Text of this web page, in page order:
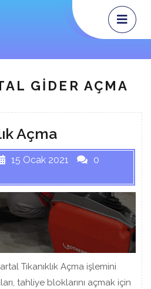
GIDER AÇMA
Açma
15 Ocak 2021
0
Tıkanıklık Açma işlemini
tahliye bloklarını açmak için